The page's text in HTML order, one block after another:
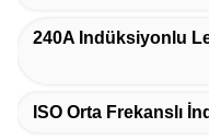
240A Indüksiyonlu
ISO Orta Frekanslı